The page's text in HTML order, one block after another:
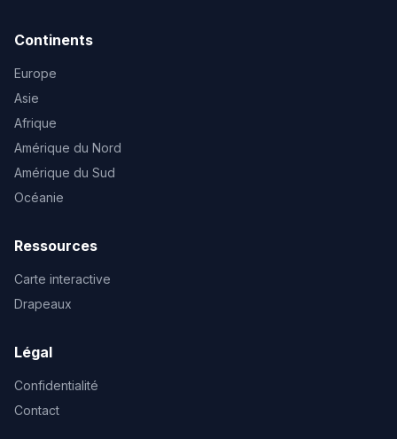
Continents
Europe
Asie
Afrique
Amérique du Nord
Amérique du Sud
Océanie
Ressources
Carte interactive
Drapeaux
Légal
Confidentialité
Contact